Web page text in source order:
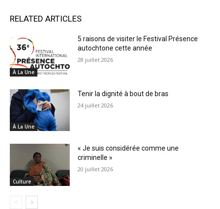
RELATED ARTICLES
À La Une
5 raisons de visiter le Festival Présence
autochtone cette année
28 juillet 2026
À La Une
Tenir la dignité à bout de bras
24 juillet 2026
Culture
« Je suis considérée comme une
criminelle »
20 juillet 2026